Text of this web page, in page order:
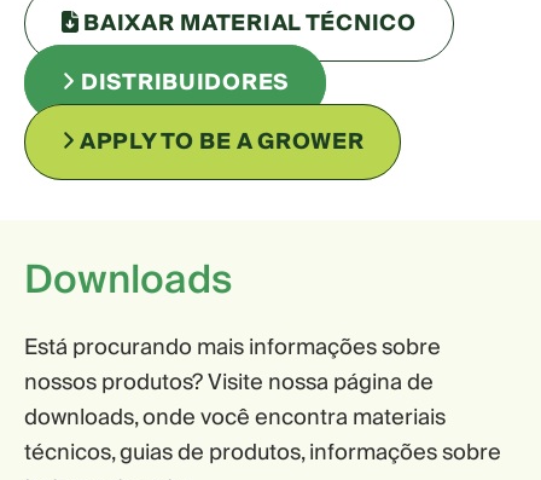
BAIXAR MATERIAL TÉCNICO
DISTRIBUIDORES
APPLY TO BE A GROWER
Downloads
Está procurando mais informações sobre
nossos produtos? Visite nossa página de
downloads, onde você encontra materiais
técnicos, guias de produtos, informações sobre